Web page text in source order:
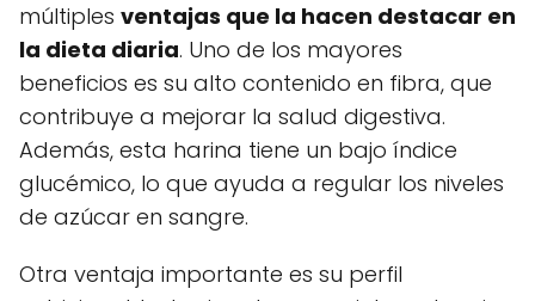
múltiples ventajas que la hacen destacar en
la dieta diaria. Uno de los mayores
beneficios es su alto contenido en fibra, que
contribuye a mejorar la salud digestiva.
Además, esta harina tiene un bajo índice
glucémico, lo que ayuda a regular los niveles
de azúcar en sangre.
Otra ventaja importante es su perfil